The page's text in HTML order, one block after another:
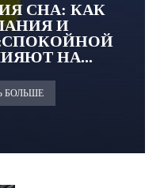
СНА: КАК
И
НА...
БОЛЬШЕ